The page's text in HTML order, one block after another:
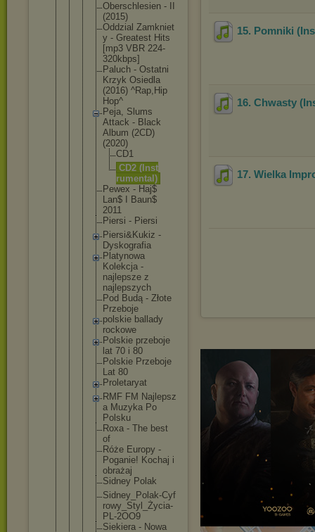
Oberschl esien - II
(2015)
Oddzial Zamkniet
y - Greatest Hits
[mp3 VBR 224-
320k bps]
Paluch - Ostatni
Krzyk Osiedla
(2016) ^Rap,Hip
Hop^
Peja, Slums
Attack - Black
Album (2CD)
(2020)
CD1
CD2 (Inst
rumental)
Pewex - Haj$
Lan$ I Baun$
2011
Piersi - Piersi
Piersi&Kukiz -
Dyskografia
Platynowa
Kolekcja -
najlepsze z
najlepszych
Pod Budą - Złote
Przeboje
polskie ballady
rockowe
Polskie przeboje
lat 70 i 80
Polskie Przeboje
Lat 80
Proletaryat
RMF FM Najlepsz
a Muzyka Po
Polsku
Roxa - The best
of
Róże Europy -
Poganie! Kochaj i
obrażaj
Sidney Polak
Sidney_Polak-Cyf
rowy_Sty l_Życia-
PL-2OO9
Siekiera - Nowa
15. Pomniki
16. Chwasty
17. Wielka